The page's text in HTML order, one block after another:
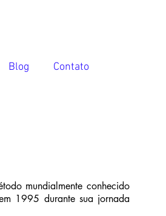
Blog Contato
mundialmente conhecido
1995 durante sua jornada